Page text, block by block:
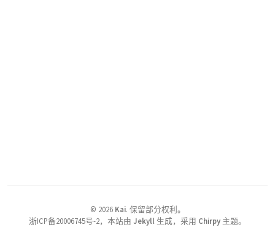
© 2026 Kai. 保留部分权利。
浙ICP备20006745号-2，本站由 Jekyll 生成，采用 Chirpy 主题。